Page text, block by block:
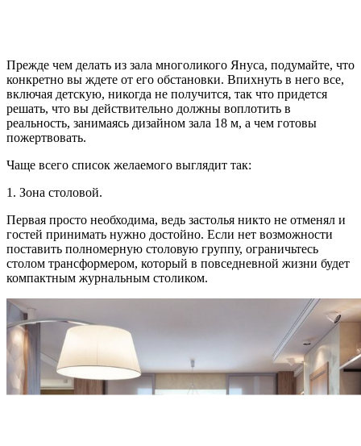
Прежде чем делать из зала многоликого Януса, подумайте, что
конкретно вы ждете от его обстановки. Впихнуть в него все,
включая детскую, никогда не получится, так что придется
решать, что вы действительно должны воплотить в
реальность, занимаясь дизайном зала 18 м, а чем готовы
пожертвовать.
Чаще всего список желаемого выглядит так:
1. Зона столовой.
Первая просто необходима, ведь застолья никто не отменял и
гостей принимать нужно достойно. Если нет возможности
поставить полномерную столовую группу, ограничьтесь
столом трансформером, который в повседневной жизни будет
компактным журнальным столиком.